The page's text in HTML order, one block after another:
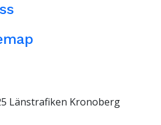
Länstrafiken Kronoberg